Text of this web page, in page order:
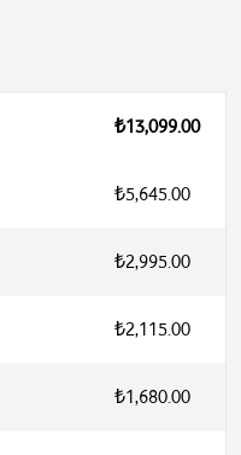
₺13,099.00
₺5,645.00
₺2,995.00
₺2,115.00
₺1,680.00